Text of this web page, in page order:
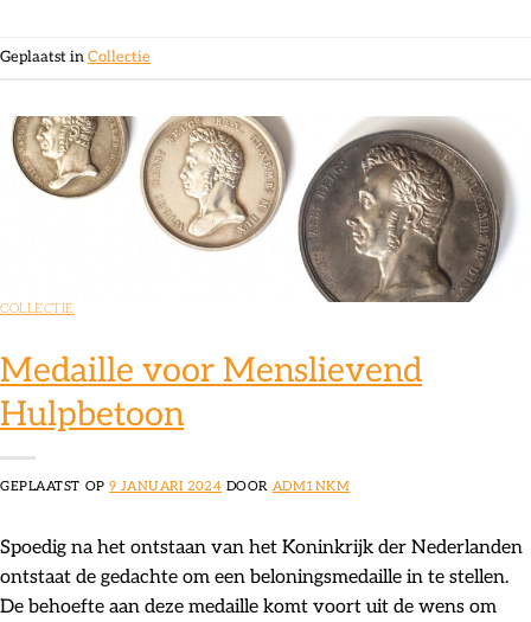
Geplaatst inCollectie
COLLECTIE
Medaille voor Menslievend
Hulpbetoon
GEPLAATST OP9 JANUARI 2024 DOOR ADM1NKM
Spoedig na het ontstaan van het Koninkrijk der Nederlanden
ontstaat de gedachte om een beloningsmedaille in te stellen.
De behoefte aan deze medaille komt voort uit de wens om